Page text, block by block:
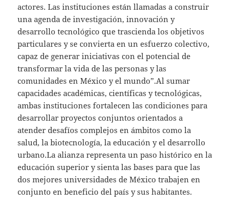
actores. Las instituciones están llamadas a construir
una agenda de investigación, innovación y
desarrollo tecnológico que trascienda los objetivos
particulares y se convierta en un esfuerzo colectivo,
capaz de generar iniciativas con el potencial de
transformar la vida de las personas y las
comunidades en México y el mundo”.Al sumar
capacidades académicas, científicas y tecnológicas,
ambas instituciones fortalecen las condiciones para
desarrollar proyectos conjuntos orientados a
atender desafíos complejos en ámbitos como la
salud, la biotecnología, la educación y el desarrollo
urbano.La alianza representa un paso histórico en la
educación superior y sienta las bases para que las
dos mejores universidades de México trabajen en
conjunto en beneficio del país y sus habitantes.